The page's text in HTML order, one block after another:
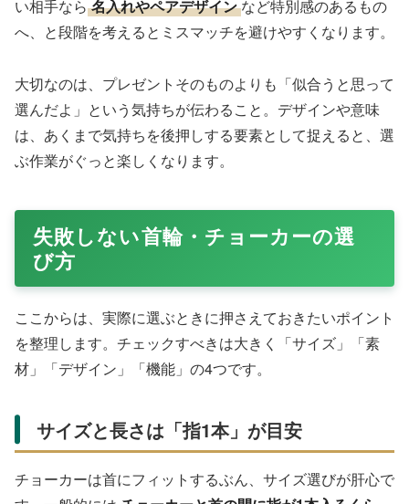
い相手なら 名入れやペアデザイン など特別感のあるもの
へ、と段階を考えるとミスマッチを避けやすくなります。
大切なのは、プレゼントそのものよりも「似合うと思って
選んだよ」という気持ちが伝わること。デザインや意味
は、あくまで気持ちを後押しする要素として捉えると、選
ぶ作業がぐっと楽しくなります。
失敗しない首輪・チョーカーの選
び方
ここからは、実際に選ぶときに押さえておきたいポイント
を整理します。チェックすべきは大きく「サイズ」「素
材」「デザイン」「機能」の4つです。
サイズと長さは「指1本」が目安
チョーカーは首にフィットするぶん、サイズ選びが肝心で